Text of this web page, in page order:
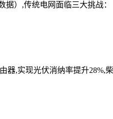
据）,传统电网面临三大挑战：
,实现光伏消纳率提升28%,